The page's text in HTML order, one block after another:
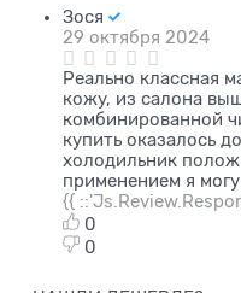
Зося
29 октября 2024
Реально классная
кожу, из салона
комбинированной
купить оказалось
холодильник
применением я
{{
0
0